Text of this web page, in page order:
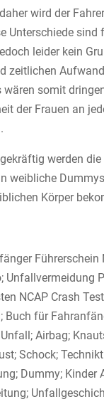
wird der
Unterschiede sind
leider kein
zeitlichen
wären somit
der Frauen an
werden
weibliche
Körper
Führerschein
Unfallvermeidung
NCAP Crash
Buch für
Airbag;
Schock;
Dummy; Kinder